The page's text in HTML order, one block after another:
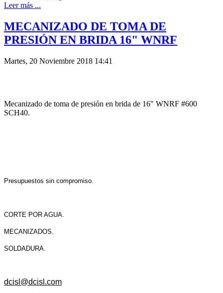
Leer más ...
MECANIZADO DE TOMA DE
PRESIÓN EN BRIDA 16" WNRF
Martes, 20 Noviembre 2018 14:41
Mecanizado de toma de presión en brida de 16" WNRF #600
SCH40.
Presupuestos sin compromiso.
CORTE POR AGUA.
MECANIZADOS.
SOLDADURA.
dcisl@dcisl.com